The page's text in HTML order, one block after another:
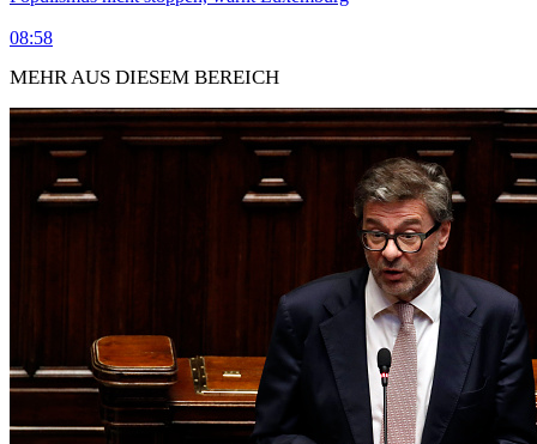
08:58
MEHR AUS DIESEM BEREICH